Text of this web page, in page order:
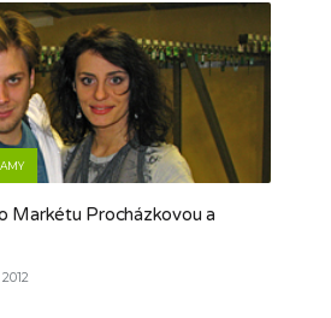
Markétu Procházkovou a
2012